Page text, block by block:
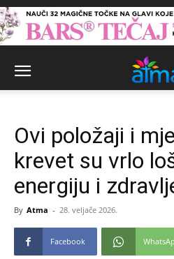
Ovi položaji i
krevet su vrlo
energiju i
By Atma - 28. veljače 2026.
Facebook